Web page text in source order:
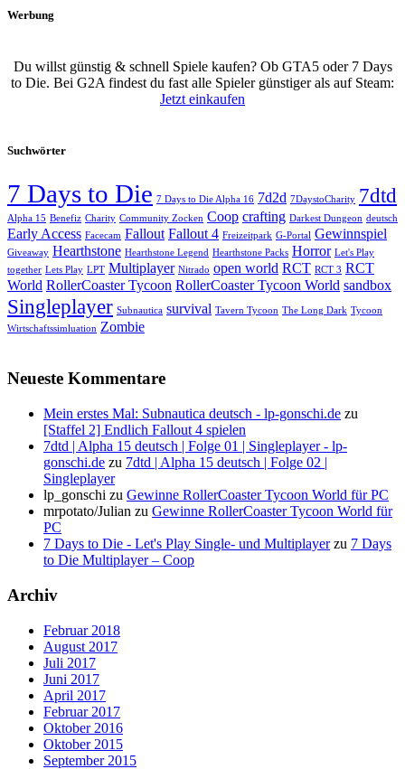
Werbung
Du willst günstig & schnell Spiele kaufen? Ob GTA5 oder 7 Days
to Die. Bei G2A findest du fast alle Spieler günstiger als auf Steam:
Jetzt einkaufen
Suchwörter
7 Days to Die 7 Days to Die Alpha 16 7d2d 7DaystoCharity 7dtd
Alpha 15 Benefiz Charity Community Zocken Coop crafting Darkest Dungeon deutsch
Early Access Facecam Fallout Fallout 4 Freizeitpark G-Portal Gewinnspiel
Giveaway Hearthstone Hearthstone Legend Hearthstone Packs Horror Let's Play
together Lets Play LPT Multiplayer Nitrado open world RCT RCT 3 RCT
World RollerCoaster Tycoon RollerCoaster Tycoon World sandbox
Singleplayer Subnautica survival Tavern Tycoon The Long Dark Tycoon
Wirtschaftssimluation Zombie
Neueste Kommentare
Mein erstes Mal: Subnautica deutsch - lp-gonschi.de zu
[Staffel 2] Endlich Fallout 4 spielen
7dtd | Alpha 15 deutsch | Folge 01 | Singleplayer - lp-
gonschi.de zu 7dtd | Alpha 15 deutsch | Folge 02 |
Singleplayer
lp_gonschi zu Gewinne RollerCoaster Tycoon World für PC
mrpotato/Julian zu Gewinne RollerCoaster Tycoon World für
PC
7 Days to Die - Let's Play Single- und Multiplayerzu 7 Days
to Die Multiplayer – Coop
Archiv
Februar 2018
August 2017
Juli 2017
Juni 2017
April 2017
Februar 2017
Oktober 2016
Oktober 2015
September 2015